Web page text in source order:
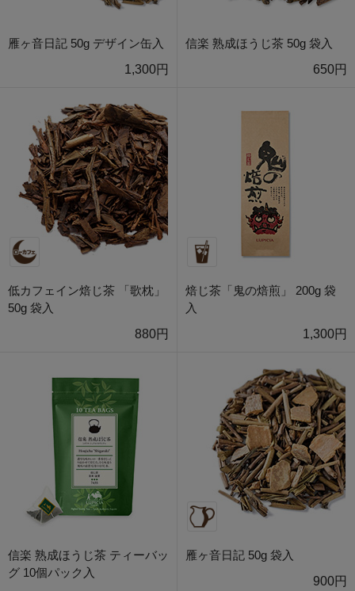
雁ヶ音日記 50g デザイン缶入
1,300円
信楽 熟成ほうじ茶 50g 袋入
650円
低カフェイン焙じ茶 「歌枕」
50g 袋入
880円
焙じ茶「鬼の焙煎」 200g 袋
入
1,300円
信楽 熟成ほうじ茶 ティーバッ
グ 10個パック入
雁ヶ音日記 50g 袋入
900円